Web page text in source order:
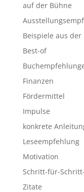
auf der Bühne
Beispiele aus der
Best-of
Finanzen
Fördermittel
Impulse
konkrete
Leseempfehlung
Motivation
Schritt-für-
Zitate